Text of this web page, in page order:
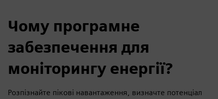
Чому програмне
забезпечення для
моніторингу енергії?
Розпізнайте пікові навантаження, визначте потенціал